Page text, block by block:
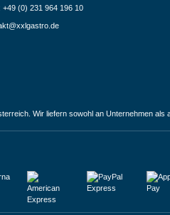
+49 (0) 231 964 196 10
Wir liefern sowohl an Unternehmen als